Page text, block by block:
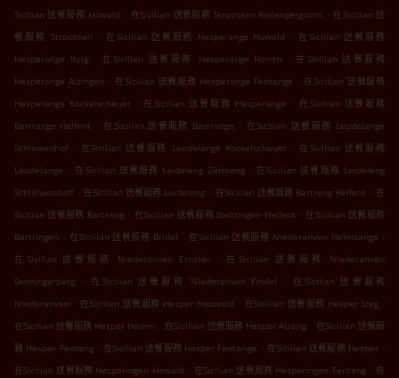
Sicilian 送餐服務 Howald . 在Sicilian 送餐服務 Stroossen Rollengergronn . 在Sicilian 送
餐服務 Stroossen
. 在Sicilian 送餐服務 Hesperange Howald . 在Sicilian 送餐服務
Hesperange Itzig
. 在Sicilian 送餐服務 Hesperange Hamm . 在Sicilian 送餐服務
Hesperange Alzingen . 在Sicilian 送餐服務 Hesperange Fentange . 在Sicilian 送餐服務
Hesperange Kockelscheuer . 在Sicilian 送餐服務 Hesperange . 在Sicilian 送餐服務
Bertrange Helfent
. 在Sicilian 送餐服務 Bertrange . 在Sicilian 送餐服務 Leudelange
Schlewenhof . 在Sicilian 送餐服務 Leudelange Kockelscheuer . 在Sicilian 送餐服務
Leudelange . 在Sicilian 送餐服務 Leideleng Zéisseng . 在Sicilian 送餐服務 Leideleng
Schléiwenhaff . 在Sicilian 送餐服務 Leideleng . 在Sicilian 送餐服務 Bartreng Helfent . 在
Sicilian 送餐服務 Bartreng . 在Sicilian 送餐服務 Bartringen Helfent . 在Sicilian 送餐服務
Bartringen . 在Sicilian 送餐服務 Bridel . 在Sicilian 送餐服務 Niederanven Helmsange .
在Sicilian 送餐服務 Niederanven Ernster
.
在Sicilian 送餐服務 Niederanven
Senningerberg
. 在Sicilian 送餐服務 Niederanven Findel . 在Sicilian 送餐服務
Niederanven . 在Sicilian 送餐服務 Hesper Houwald . 在Sicilian 送餐服務 Hesper Izeg .
在Sicilian 送餐服務 Hesper Hamm . 在Sicilian 送餐服務 Hesper Alzeng . 在Sicilian 送餐服
務 Hesper Fenteng . 在Sicilian 送餐服務 Hesper Fentange . 在Sicilian 送餐服務 Hesper .
在Sicilian 送餐服務 Hesperingen Howald . 在Sicilian 送餐服務 Hesperingen Fenteng . 在